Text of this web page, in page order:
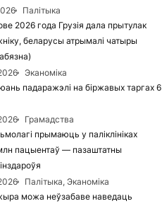
Палітыка
2026 года Грузія дала прытулак
беларусы атрымалі чатыры
Эканоміка
падаражэлі на біржавых таргах 6
Грамадства
прымаюць у паліклініках
пацыентаў — пазаштатны
Палітыка, Эканоміка
можа неўзабаве наведаць